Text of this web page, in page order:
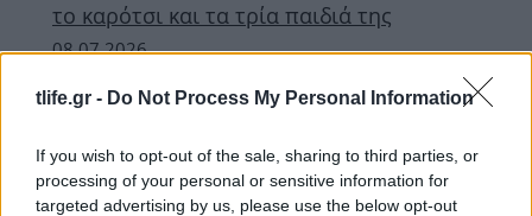
tlife.gr - Do Not Process My Personal Information
If you wish to opt-out of the sale, sharing to third parties, or
processing of your personal or sensitive information for
targeted advertising by us, please use the below opt-out
το καρότσι και τα τρία παιδιά της
08.07.2026
Celebrity Beauty Brands: Όταν οι stars
μετατρέπουν την ομορφιά σε business
ΔΙΑΦΗΜΙΣΗ